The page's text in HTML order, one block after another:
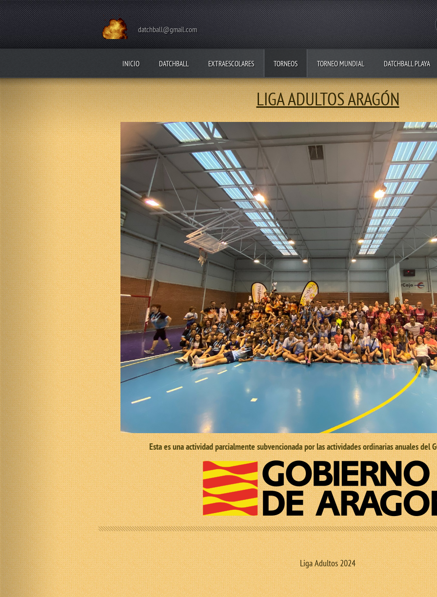
datchball@gmail.com
INICIO DATCHBALL EXTRAESCOLARES TORNEOS TORNEO MUNDIAL DATCHBALL PLAYA
LIGA ADULTOS ARAGÓN
Esta es una actividad parcialmente subvencionada por las actividades ordinarias anuales del
Liga Adultos 2024